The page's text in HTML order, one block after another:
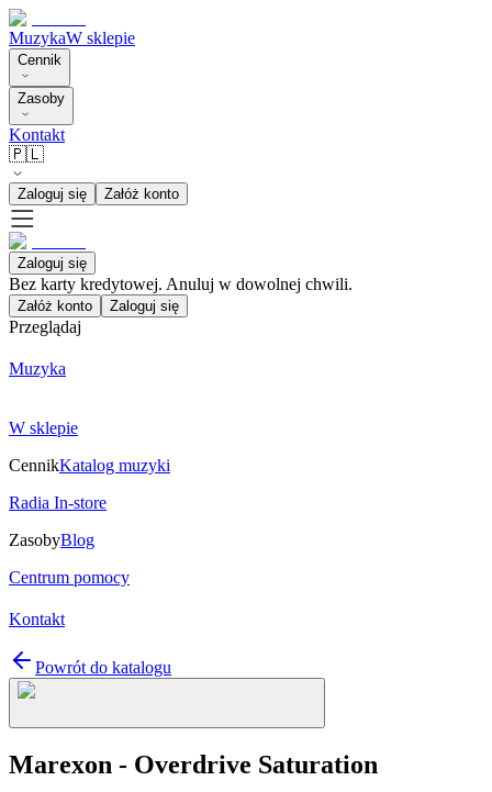
MuzykaW sklepie
Cennik
Zasoby
Kontakt
🇵🇱
Zaloguj się Załóż konto
Zaloguj się
Bez karty kredytowej. Anuluj w dowolnej chwili.
Załóż konto Zaloguj się
Przeglądaj
Muzyka
W sklepie
CennikKatalog muzyki
Radia In-store
ZasobyBlog
Centrum pomocy
Kontakt
Powrót do katalogu
Marexon - Overdrive Saturation